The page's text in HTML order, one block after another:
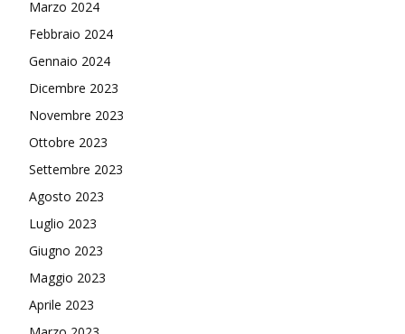
Marzo 2024
Febbraio 2024
Gennaio 2024
Dicembre 2023
Novembre 2023
Ottobre 2023
Settembre 2023
Agosto 2023
Luglio 2023
Giugno 2023
Maggio 2023
Aprile 2023